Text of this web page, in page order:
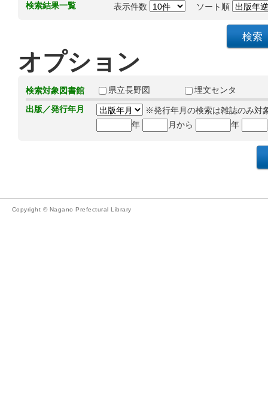
検索結果一覧 表示件数 ソート順
オプション
検索対象図書館 県立長野図
埋文センタ
出版／発行年月
※発行年月の検索は雑誌のみ対
年
月から 年
Copyright © Nagano Prefectural Library